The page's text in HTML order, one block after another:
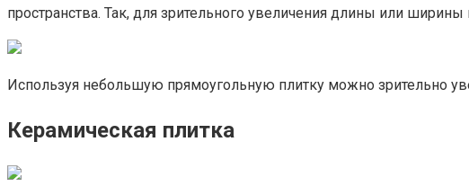
пространства. Так, для зрительного увеличения длины или
Используя небольшую прямоугольную плитку можно зрительно
Керамическая плитка